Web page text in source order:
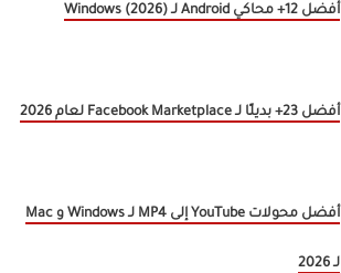
أفضل 12+ محاكي Android لـ Windows (2026)
أفضل 23+ بديلًا لـ Facebook Marketplace لعام 2026
أفضل محولات YouTube إلى MP4 لـ Windows و Mac
لـ 2026